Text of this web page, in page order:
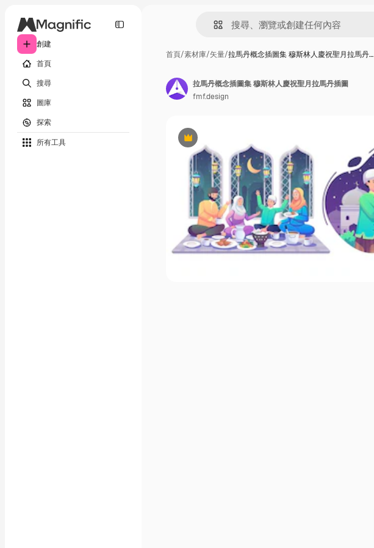
創建
首頁
搜尋
圖庫
探索
所有工具
首頁/素材庫/矢量/拉馬丹概念插圖集 穆斯林人慶祝聖月拉馬丹…
Premium
拉馬丹概念插圖集 穆斯林人慶祝聖月拉馬丹插圖
fmf.design